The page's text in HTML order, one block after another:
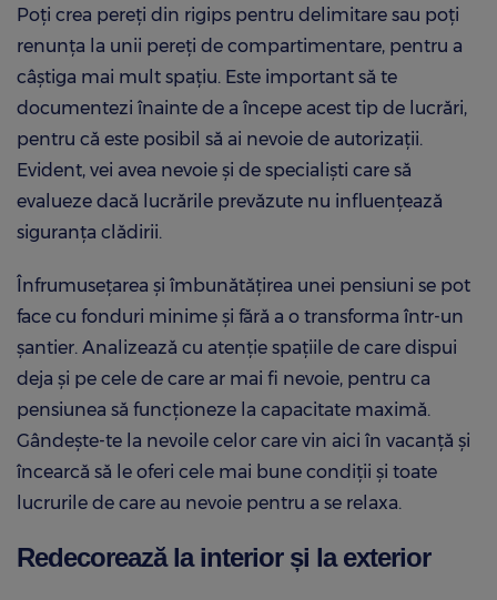
Poți crea pereți din rigips pentru delimitare sau poți
renunța la unii pereți de compartimentare, pentru a
câștiga mai mult spațiu. Este important să te
documentezi înainte de a începe acest tip de lucrări,
pentru că este posibil să ai nevoie de autorizații.
Evident, vei avea nevoie și de specialiști care să
evalueze dacă lucrările prevăzute nu influențează
siguranța clădirii.
Înfrumusețarea și îmbunătățirea unei pensiuni se pot
face cu fonduri minime și fără a o transforma într-un
șantier. Analizează cu atenție spațiile de care dispui
deja și pe cele de care ar mai fi nevoie, pentru ca
pensiunea să funcționeze la capacitate maximă.
Gândește-te la nevoile celor care vin aici în vacanță și
încearcă să le oferi cele mai bune condiții și toate
lucrurile de care au nevoie pentru a se relaxa.
Redecorează la interior și la exterior